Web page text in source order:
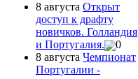
8 августа Открыт
доступ к драфту
новичков. Голландия
и Португалия.
0
8 августа Чемпионат
Португалии -